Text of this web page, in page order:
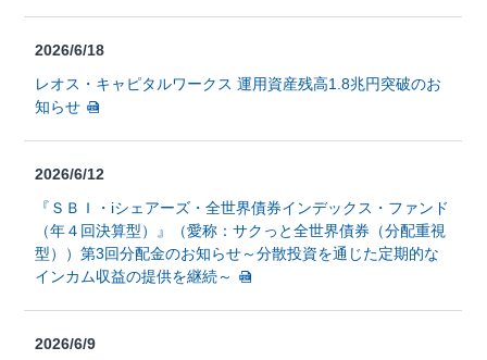
2026/6/18
レオス・キャピタルワークス 運用資産残高1.8兆円突破のお
知らせ
2026/6/12
『ＳＢＩ・iシェアーズ・全世界債券インデックス・ファンド
（年４回決算型）』（愛称：サクっと全世界債券（分配重視
型））第3回分配金のお知らせ～分散投資を通じた定期的な
インカム収益の提供を継続～
2026/6/9